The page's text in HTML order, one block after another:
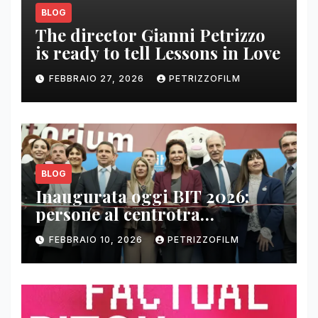
BLOG
The director Gianni Petrizzo
is ready to tell Lessons in Love
FEBBRAIO 27, 2026 PETRIZZOFILM
BLOG
Inaugurata oggi BIT 2026:
persone al centrotra
contenuti, relazioni e business
FEBBRAIO 10, 2026 PETRIZZOFILM